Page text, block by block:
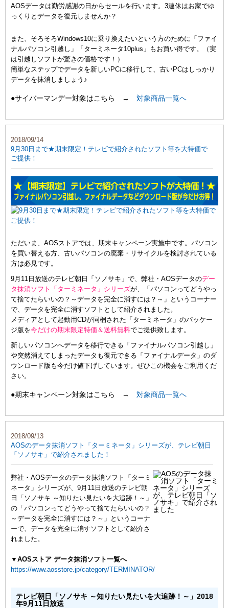
AOSデータは勤労感謝の日からセールを行います。3連休はお家でゆ
っくりとデータを復元しませんか？
また、そろそろWindows10に乗り換えたいという方のために「ファイ
ナルパソコン引越し」「ターミネータ10plus」もお買い得です。（実
は引越しソフトが驚きの価格です！）
簡単なステップでデータを新しいPCに移行して、古いPCはしっかり
データを抹消しましょう♪
●サイバーマンデー対象はこちら → 対象商品一覧へ
2018/09/14
9月30日まで★期末限定！テレビで紹介されたソフト等を大特価で
ご提供！
ただいま、AOSストアでは、期末キャンペーン実施中です。パソコン
を買い替える方、古いパソコンの廃棄・リサイクルを検討されている
方は必見です。
9月11日放送のテレビ朝日「ソノサキ」で、弊社・AOSデータのデー
タ抹消ソフト「ターミネータ」シリーズが、「パソコンってどうやっ
て捨てたらいいの？～データを完全に消すには？～」というコーナー
で、データを完全に消すソフトとして紹介されました。
メディアとして起動用CDが同梱された「ターミネータ」のパッケー
ジ版を今だけの期末限定特価＆送料無料でご提供致します。
新しいパソコンへデータを移行できる「ファイナルパソコン引越し」
や突然消えてしまったデータも復元できる「ファイナルデータ」のダ
ウンロード版も今だけ値下げしています。ぜひこの機会をご利用くだ
さい。
●期末キャンペーン対象はこちら → 対象商品一覧へ
2018/09/13
AOSのデータ抹消ソフト「ターミネータ」シリーズが、テレビ朝日
「ソノサキ」で紹介されました！
弊社・AOSデータのデータ抹消ソフト「ターミ
ネータ」シリーズが、9月11日放送のテレビ朝
日「ソノサキ ～知りたい見たいを大追跡！～」
の「パソコンってどうやって捨てたらいいの？
～データを完全に消すには？～」というコーナ
ーで、データを完全に消すソフトとして紹介さ
れました。
▼AOSストア データ抹消ソフト一覧へ
https://www.aosstore.jp/category/TERMINATOR/
テレビ朝日「ソノサキ ～知りたい見たいを大追跡！～」2018
年9月11日放送